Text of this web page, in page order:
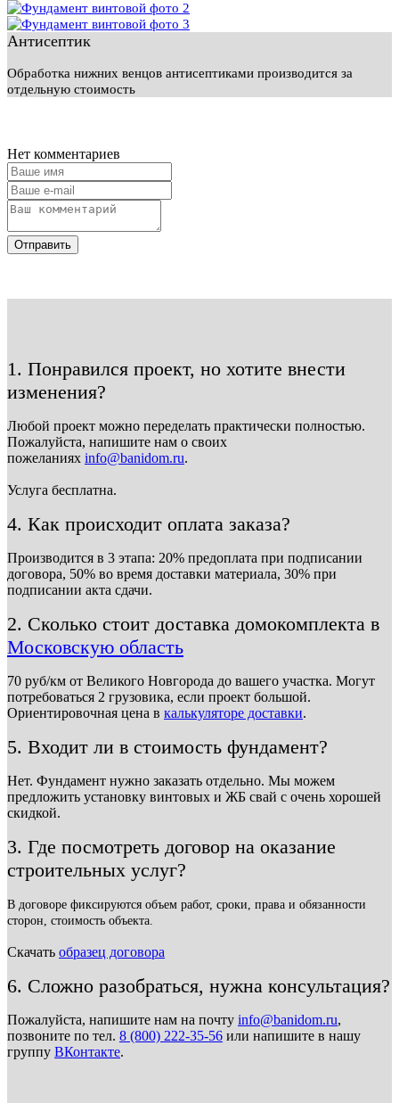
Антисептик
Обработка нижних венцов антисептиками производится за
отдельную стоимость
Нет комментариев
Отправить
1. Понравился проект, но хотите внести
изменения?
Любой проект можно переделать практически полностью.
Пожалуйста, напишите нам о своих
пожеланиях info@banidom.ru.
Услуга бесплатна.
4. Как происходит оплата заказа?
Производится в 3 этапа: 20% предоплата при подписании
договора, 50% во время доставки материала, 30% при
подписании акта сдачи.
2. Сколько стоит доставка домокомплекта в
Московскую область
70 руб/км от Великого Новгорода до вашего участка. Могут
потребоваться 2 грузовика, если проект большой.
Ориентировочная цена в калькуляторе доставки.
5. Входит ли в стоимость фундамент?
Нет. Фундамент нужно заказать отдельно. Мы можем
предложить установку винтовых и ЖБ свай с очень хорошей
скидкой.
3. Где посмотреть договор на оказание
строительных услуг?
В договоре фиксируются объем работ, сроки, права и обязанности
сторон, стоимость объекта.
Скачать образец договора
6. Сложно разобраться, нужна консультация?
Пожалуйста, напишите нам на почту info@banidom.ru,
позвоните по тел. 8 (800) 222-35-56 или напишите в нашу
группу ВКонтакте.